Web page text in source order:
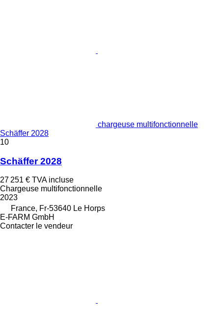
chargeuse multifonctionnelle
Schäffer 2028
10
Schäffer 2028
27 251 € TVA incluse
Chargeuse multifonctionnelle
2023
France, Fr-53640 Le Horps
E-FARM GmbH
Contacter le vendeur